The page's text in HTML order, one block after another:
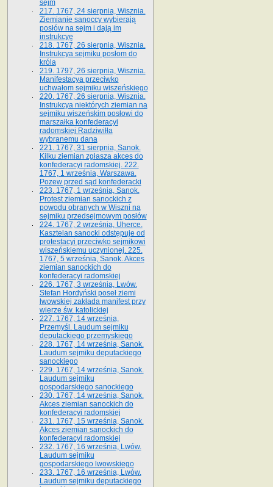
sejm
217. 1767, 24 sierpnia, Wisznia.
Ziemianie sanoccy wybierają
posłów na sejm i dają im
instrukcyę
218. 1767, 26 sierpnia, Wisznia.
Instrukcya sejmiku posłom do
króla
219. 1797, 26 sierpnia, Wisznia.
Manifestacya przeciwko
uchwałom sejmiku wiszeńskiego
220. 1767, 26 sierpnia, Wisznia.
Instrukcya niektórych ziemian na
sejmiku wiszeńskim posłowi do
marszałka konfe­deracyi
radomskiej Radziwiłła
wybranemu dana
221. 1767, 31 sierpnia, Sanok.
Kilku ziemian zgłasza akces do
konfederacyi radomskiej. 222.
1767, 1 września, Warszawa.
Pozew przed sąd konfederacki
223. 1767, 1 września, Sanok.
Protest ziemian sanockich z
powodu obranych w Wiszni na
sejmiku przedsejmo­wym posłów
224. 1767, 2 września, Uherce.
Kasztelan sanocki odstępuje od
protestacyi przeciwko sejmikowi
wiszeńskiemu uczynionej. 225.
1767, 5 września, Sanok. Akces
ziemian sanockich do
konfederacyi radomskiej
226. 1767, 3 września, Lwów.
Stefan Hordyński poseł ziemi
lwowskiej zakłada manifest przy
wierze św. ka­tolickiej
227. 1767, 14 września,
Przemyśl. Laudum sejmiku
deputackiego przemyskiego
228. 1767, 14 września, Sanok.
Laudum sejmiku deputackiego
sanockiego
229. 1767, 14 września, Sanok.
Laudum sejmiku
gospodarskiego sanockiego
230. 1767, 14 września, Sanok.
Akces ziemian sanockich do
konfederacyi radomskiej
231. 1767, 15 września, Sanok.
Akces ziemian sanockich do
konfederacyi radomskiej
232. 1767, 16 września, Lwów.
Laudum sejmiku
gospodarskiego lwowskiego
233. 1767, 16 września, Lwów.
Laudum sejmiku deputackiego